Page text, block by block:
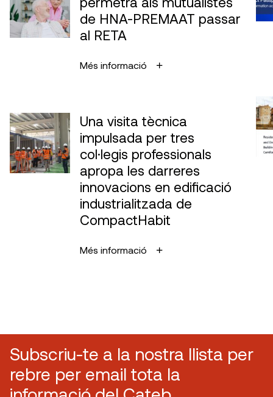
de HNA-PREMAAT passar
al RETA
Més informació
Una visita tècnica
impulsada per tres
col·legis professionals
apropa les darreres
innovacions en edificació
industrialitzada de
CompactHabit
Més informació
Subscriu-te a la nostra llista per
rebre per email tota la